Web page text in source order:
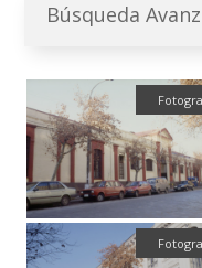
Búsqueda